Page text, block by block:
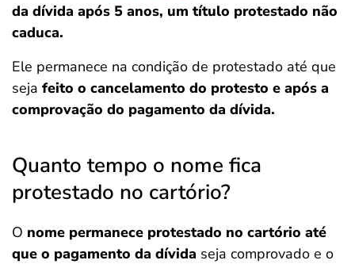
da dívida após 5 anos, um título protestado não
caduca.
Ele permanece na condição de protestado até que
seja feito o cancelamento do protesto e após a
comprovação do pagamento da dívida.
Quanto tempo o nome fica
protestado no cartório?
O nome permanece protestado no cartório até
que o pagamento da dívida seja comprovado e o